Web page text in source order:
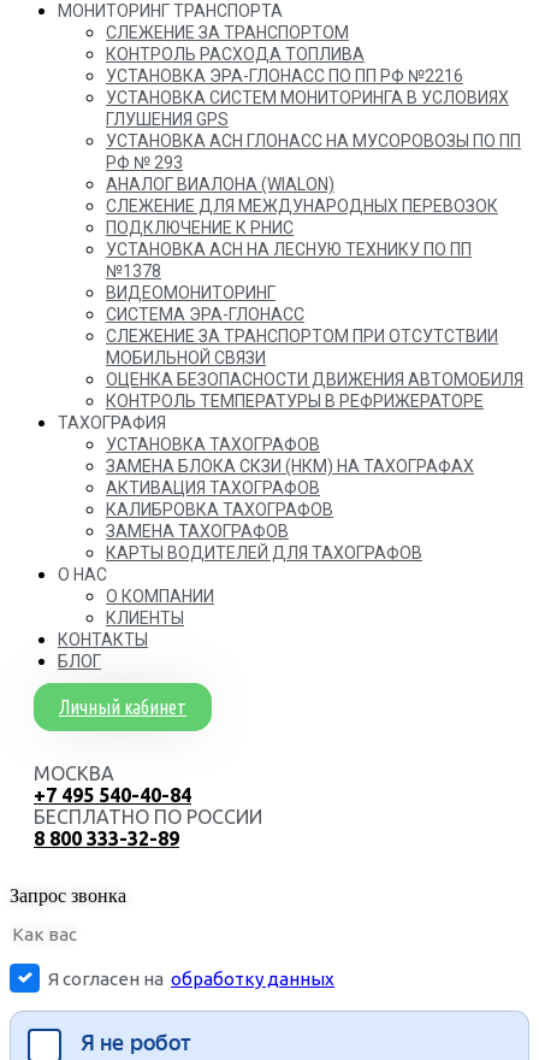
МОНИТОРИНГ ТРАНСПОРТА
СЛЕЖЕНИЕ ЗА ТРАНСПОРТОМ
КОНТРОЛЬ РАСХОДА ТОПЛИВА
УСТАНОВКА ЭРА-ГЛОНАСС ПО ПП РФ №2216
УСТАНОВКА СИСТЕМ МОНИТОРИНГА В УСЛОВИЯХ
ГЛУШЕНИЯ GPS
УСТАНОВКА АСН ГЛОНАСС НА МУСОРОВОЗЫ ПО ПП
РФ № 293
АНАЛОГ ВИАЛОНА (WIALON)
СЛЕЖЕНИЕ ДЛЯ МЕЖДУНАРОДНЫХ ПЕРЕВОЗОК
ПОДКЛЮЧЕНИЕ К РНИС
УСТАНОВКА АСН НА ЛЕСНУЮ ТЕХНИКУ ПО ПП
№1378
ВИДЕОМОНИТОРИНГ
СИСТЕМА ЭРА-ГЛОНАСС
СЛЕЖЕНИЕ ЗА ТРАНСПОРТОМ ПРИ ОТСУТСТВИИ
МОБИЛЬНОЙ СВЯЗИ
ОЦЕНКА БЕЗОПАСНОСТИ ДВИЖЕНИЯ АВТОМОБИЛЯ
КОНТРОЛЬ ТЕМПЕРАТУРЫ В РЕФРИЖЕРАТОРЕ
ТАХОГРАФИЯ
УСТАНОВКА ТАХОГРАФОВ
ЗАМЕНА БЛОКА СКЗИ (НКМ) НА ТАХОГРАФАХ
АКТИВАЦИЯ ТАХОГРАФОВ
КАЛИБРОВКА ТАХОГРАФОВ
ЗАМЕНА ТАХОГРАФОВ
КАРТЫ ВОДИТЕЛЕЙ ДЛЯ ТАХОГРАФОВ
О НАС
О КОМПАНИИ
КЛИЕНТЫ
КОНТАКТЫ
БЛОГ
Личный кабинет
МОСКВА
+7 495 540-40-84
БЕСПЛАТНО ПО РОССИИ
8 800 333-32-89
Запрос звонка
Я согласен на обработку данных